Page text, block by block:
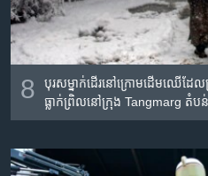
8
បុរស​ម្នាក់​ដើរ​នៅ​ក្រោម​ដើមឈើ​
ធ្លាក់​ព្រិល​នៅ​ក្រុង Tangmarg តំប